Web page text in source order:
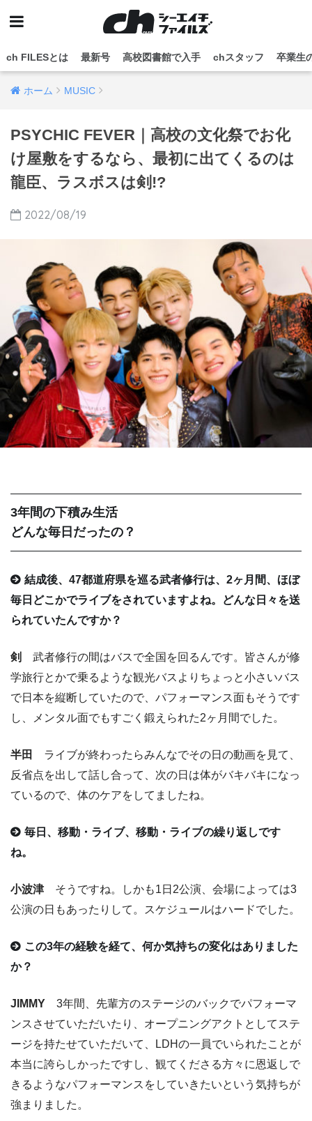
ch FILESとは 最新号 高校図書館で入手 chスタッフ 卒業生
ホーム MUSIC
PSYCHIC FEVER｜高校の文化祭でお化
け屋敷をするなら、最初に出てくるのは
龍臣、ラスボスは剣!?
2022/08/19
3年間の下積み生活
どんな毎日だったの？
結成後、47都道府県を巡る武者修行は、2ヶ月間、ほぼ
毎日どこかでライブをされていますよね。どんな日々を送
られていたんですか？
剣
武者修行の間はバスで全国を回るんです。皆さんが修
学旅行とかで乗るような観光バスよりちょっと小さいバス
で日本を縦断していたので、パフォーマンス面もそうです
し、メンタル面でもすごく鍛えられた2ヶ月間でした。
半田
ライブが終わったらみんなでその日の動画を見て、
反省点を出して話し合って、次の日は体がバキバキになっ
ているので、体のケアをしてましたね。
毎日、移動・ライブ、移動・ライブの繰り返しです
ね。
小波津 そうですね。しかも1日2公演、会場によっては3
公演の日もあったりして。スケジュールはハードでした。
この3年の経験を経て、何か気持ちの変化はありました
か？
JIMMY 3年間、先輩方のステージのバックでパフォーマ
ンスさせていただいたり、オープニングアクトとしてステ
ージを持たせていただいて、LDHの一員でいられたことが
本当に誇らしかったですし、観てくださる方々に恩返しで
きるようなパフォーマンスをしていきたいという気持ちが
強まりました。